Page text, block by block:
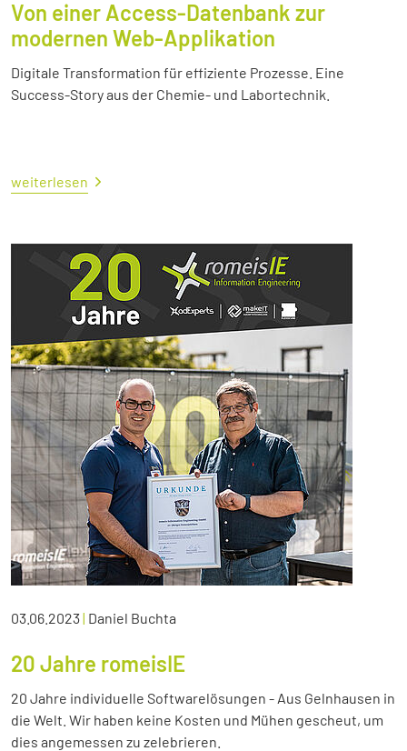
Von einer Access-Datenbank zur
modernen Web-Applikation
Digitale Transformation für effiziente Prozesse. Eine
Success-Story aus der Chemie- und Labortechnik.
weiterlesen
03.06.2023| Daniel Buchta
20 Jahre romeisIE
20 Jahre individuelle Softwarelösungen - Aus Gelnhausen in
die Welt. Wir haben keine Kosten und Mühen gescheut, um
dies angemessen zu zelebrieren.